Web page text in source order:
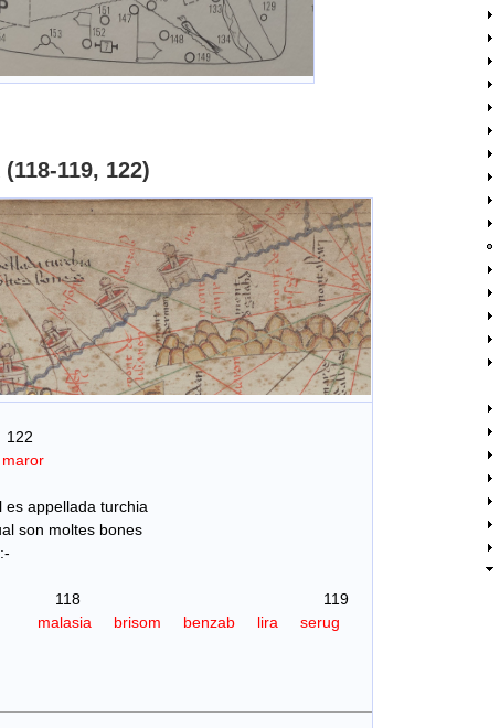
maror
es appellada turchia
moltes bones
119
malasia
brisom benzab lira serug